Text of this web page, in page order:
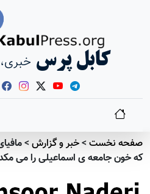
کابل پرس
صفحه نخست>خبر و گزارش>
که خون جامعه ی اسماعیلی را می